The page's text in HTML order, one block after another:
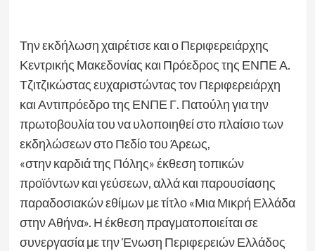
Την εκδήλωση χαιρέτισε και ο Περιφερειάρχης
Κεντρικής Μακεδονίας και Πρόεδρος της ΕΝΠΕ Α.
Τζιτζικώστας ευχαριστώντας τον Περιφερειάρχη
και Αντιπρόεδρο της ΕΝΠΕ Γ. Πατούλη για την
πρωτοβουλία του να υλοποιηθεί στο πλαίσιο των
εκδηλώσεων στο Πεδίο του Άρεως,
«στην καρδιά της Πόλης» έκθεση τοπικών
προϊόντων και γεύσεων, αλλά και παρουσίασης
παραδοσιακών εθίμων με τίτλο «Μια Μικρή Ελλάδα
στην Αθήνα». Η έκθεση πραγματοποιείται σε
συνεργασία με την Ένωση Περιφερειών Ελλάδος